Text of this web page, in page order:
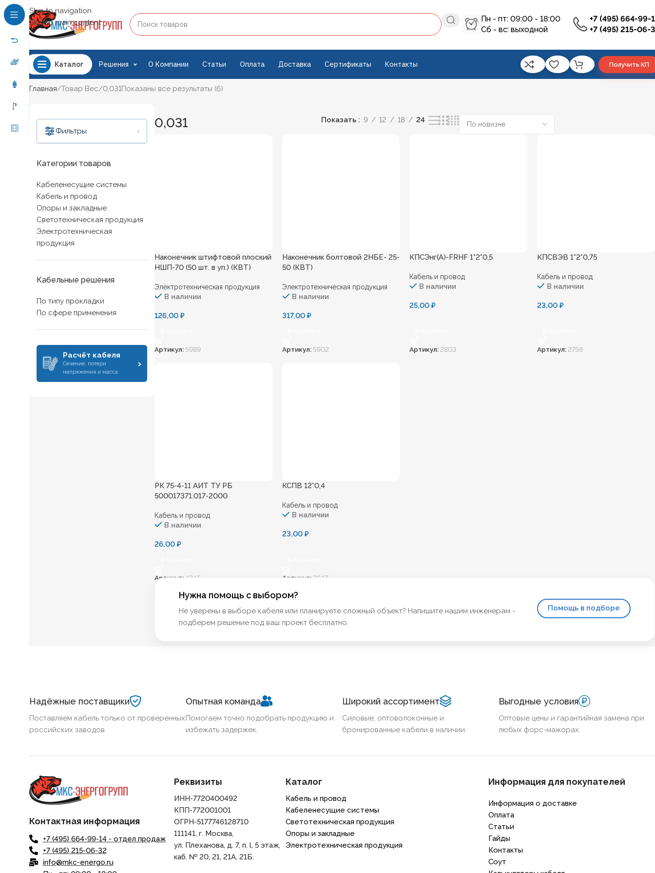
Skip to navigation
Skip to main content
Пн - пт: 09:00 - 18:00
Сб - вс: выходной
+7 (495) 664-99-
+7 (495) 215-06-
Каталог Решения О Компании Статьи Оплата Доставка Сертификаты Контакты Получить КП
Главная Товар Вес 0,031Показаны все результаты (6)
Фильтры ›
Фильтрация
Цена:20 ₽—320 ₽
Категории товаров
Кабеленесущие системы
Кабель и провод
Опоры и закладные
Светотехническая продукция
Электротехническая
продукция
Кабельные решения
По типу прокладки
По сфере применения
Расчёт кабеля
Сечение, потери
напряжения и масса.
›
0,031 Показать 9 12 18 24
Наконечник штифтовой плоский
НШП-70 (50 шт. в уп.) (КВТ)
Электротехническая продукция
В наличии
126,00 ₽
Артикул: 5989
Наконечник болтовой 2НБЕ- 25-
50 (КВТ)
Электротехническая продукция
В наличии
317,00 ₽
Артикул: 5902
КПСЭнг(А)-FRHF 1*2*0,5
Кабель и провод
В наличии
25,00₽
Артикул: 2803
КПСВЭВ 1*2*0,75
Кабель и провод
В наличии
23,00₽
Артикул: 2758
РК 75-4-11 АИТ ТУ РБ
500017371.017-2000
Кабель и провод
В наличии
26,00 ₽
Артикул: 4246
КСПВ 12*0,4
Кабель и провод
В наличии
23,00 ₽
Артикул: 2847
Нужна помощь с выбором?
Не уверены в выборе кабеля или планируете сложный объект? Напишите нашим инженерам -
подберем решение под ваш проект бесплатно.
Помощь в подборе
Надёжные поставщики
Поставляем кабель только от проверенных
российских заводов.
Опытная команда
Помогаем точно подобрать продукцию и
избежать задержек.
Широкий ассортимент
Силовые, оптоволоконные и
бронированные кабели в наличии.
Выгодные условия
Оптовые цены и гарантийная замена при
любых форс-мажорах.
Контактная информация
+7 (495) 664-99-14 - отдел продаж
+7 (495) 215-06-32
info@mkc-energo.ru
Реквизиты
ИНН-7720400492
КПП-772001001
ОГРН-5177746128710
111141, г. Москва,
ул. Плеханова, д. 7, п. l, 5 этаж,
каб. № 20, 21, 21A, 21Б.
Каталог
Кабель и провод
Кабеленесущие системы
Светотехническая продукция
Опоры и закладные
Электротехническая продукция
Информация для покупателей
Информация о доставке
Оплата
Статьи
Гайды
Контакты
Соут